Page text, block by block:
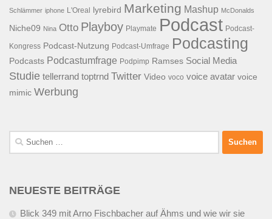
Schlämmer iphone L'Oreal lyrebird Marketing Mashup McDonalds
Niche09 Nina Otto Playboy Playmate Podcast Podcast-
Kongress Podcast-Nutzung Podcast-Umfrage Podcasting
Podcasts Podcastumfrage Podpimp Ramses Social Media
Studie tellerrand toptrnd Twitter Video voco voice avatar voice
mimic Werbung
Suchen
nach:
NEUESTE BEITRÄGE
Blick 349 mit Arno Fischbacher auf Ähms und wie wir sie